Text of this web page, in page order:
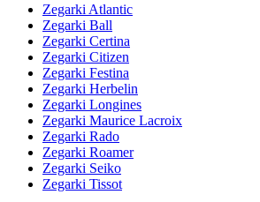
Zegarki Atlantic
Zegarki Ball
Zegarki Certina
Zegarki Citizen
Zegarki Festina
Zegarki Herbelin
Zegarki Longines
Zegarki Maurice Lacroix
Zegarki Rado
Zegarki Roamer
Zegarki Seiko
Zegarki Tissot